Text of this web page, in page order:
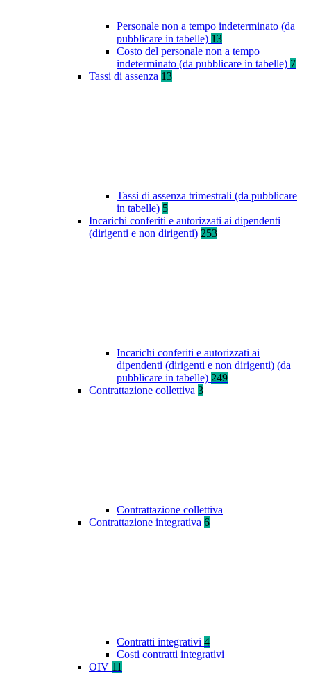
Personale non a tempo indeterminato (da
pubblicare in tabelle) 13
Costo del personale non a tempo
indeterminato (da pubblicare in tabelle) 7
Tassi di assenza 13
Tassi di assenza trimestrali (da pubblicare
in tabelle) 5
Incarichi conferiti e autorizzati ai dipendenti
(dirigenti e non dirigenti) 253
Incarichi conferiti e autorizzati ai
dipendenti (dirigenti e non dirigenti) (da
pubblicare in tabelle) 249
Contrattazione collettiva 3
Contrattazione collettiva
Contrattazione integrativa 6
Contratti integrativi 4
Costi contratti integrativi
OIV 11